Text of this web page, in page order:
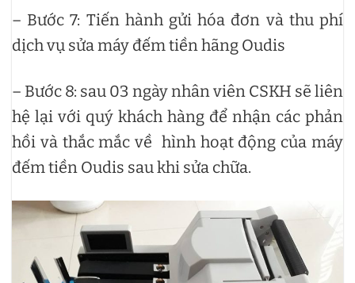
– Bước 7: Tiến hành gửi hóa đơn và thu phí
dịch vụ sửa máy đếm tiền hãng Oudis
– Bước 8: sau 03 ngày nhân viên CSKH sẽ liên
hệ lại với quý khách hàng để nhận các phản
hồi và thắc mắc về hình hoạt động của máy
đếm tiền Oudis sau khi sửa chữa.